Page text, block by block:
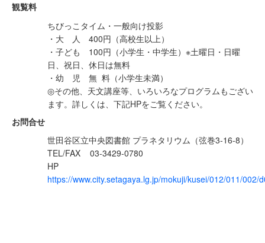
観覧料
ちびっこタイム・一般向け投影
・大 人 400円（高校生以上）
・子ども 100円（小学生・中学生）※土曜日・日曜
日、祝日、休日は無料
・幼 児 無 料（小学生未満）
◎その他、天文講座等、いろいろなプログラムもござい
ます。詳しくは、下記HPをご覧ください。
お問合せ
世田谷区立中央図書館 プラネタリウム（弦巻3-16-8）
TEL/FAX
03-3429-0780
HP
https://www.city.setagaya.lg.jp/mokuji/kusei/012/011/002/